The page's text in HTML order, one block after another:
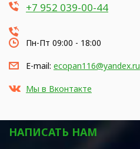
+7 952 039-00-44
Пн-Пт 09:00 - 18:00
E-mail: ecopan116@yandex.ru
Мы в Вконтакте
НАПИСАТЬ НАМ